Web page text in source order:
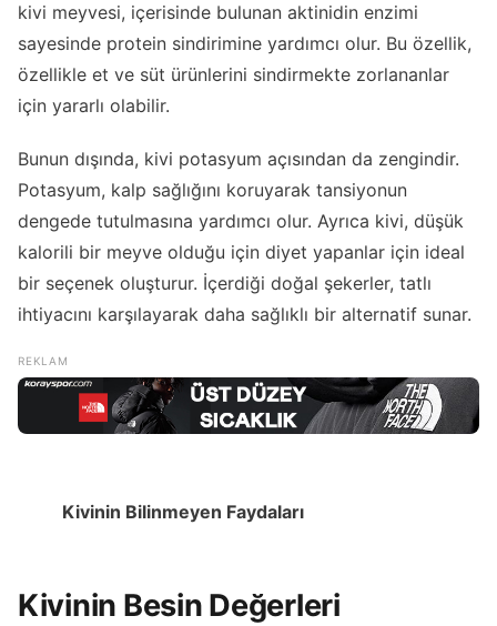
kivi meyvesi, içerisinde bulunan aktinidin enzimi
sayesinde protein sindirimine yardımcı olur. Bu özellik,
özellikle et ve süt ürünlerini sindirmekte zorlananlar
için yararlı olabilir.
Bunun dışında, kivi potasyum açısından da zengindir.
Potasyum, kalp sağlığını koruyarak tansiyonun
dengede tutulmasına yardımcı olur. Ayrıca kivi, düşük
kalorili bir meyve olduğu için diyet yapanlar için ideal
bir seçenek oluşturur. İçerdiği doğal şekerler, tatlı
ihtiyacını karşılayarak daha sağlıklı bir alternatif sunar.
Kivinin Bilinmeyen Faydaları
Kivinin Besin Değerleri